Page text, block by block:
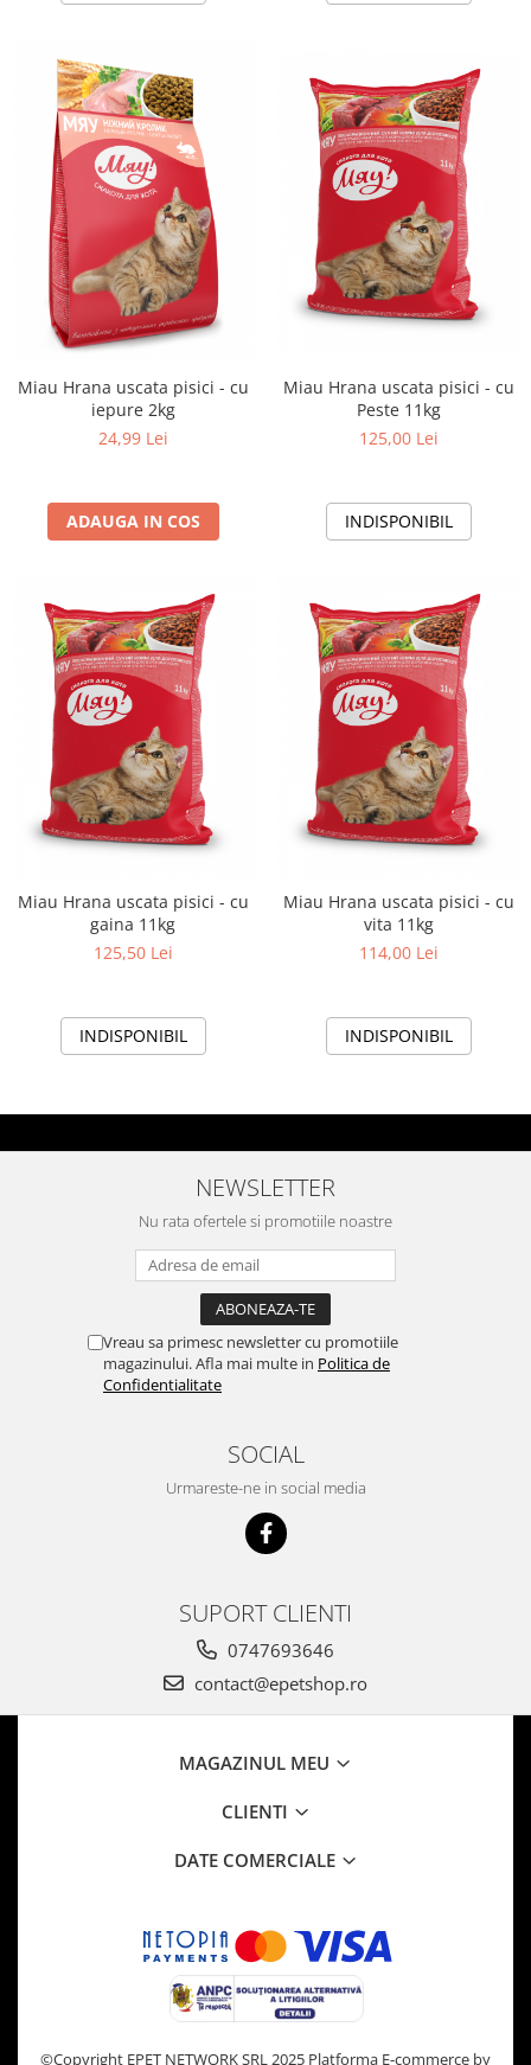
Miau Hrana uscata pisici - cu
iepure 2kg
24,99 Lei
ADAUGA IN COS
Miau Hrana uscata pisici - cu
Peste 11kg
125,00 Lei
INDISPONIBIL
Miau Hrana uscata pisici - cu
gaina 11kg
125,50 Lei
INDISPONIBIL
Miau Hrana uscata pisici - cu
vita 11kg
114,00 Lei
INDISPONIBIL
NEWSLETTER
Nu rata ofertele si promotiile noastre
Vreau sa primesc newsletter cu promotiile
magazinului. Afla mai multe in Politica de
Confidentialitate
SOCIAL
Urmareste-ne in social media
SUPORT CLIENTI
0747693646
contact@epetshop.ro
MAGAZINUL MEU
CLIENTI
DATE COMERCIALE
©Copyright EPET NETWORK SRL 2025 Platforma E-commerce by